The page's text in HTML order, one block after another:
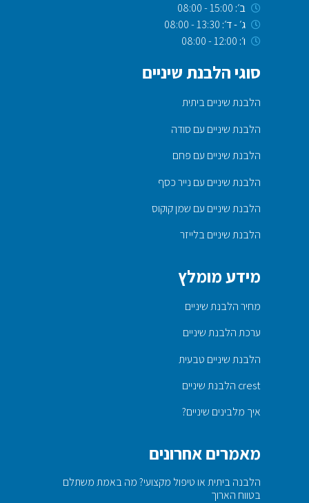
ב׳: 15:00 - 08:00
ג׳ - ד׳: 13:30 - 08:00
ו׳: 12:00 - 08:00
סוגי הלבנת שיניים
הלבנת שיניים ביתית
הלבנת שיניים עם סודה
הלבנת שיניים עם פחם
הלבנת שיניים עם נייר כסף
הלבנת שיניים עם שמן קוקוס
הלבנת שיניים בלייזר
מידע מומלץ
מחיר הלבנת שיניים
ערכת הלבנת שיניים
הלבנת שיניים טבעית
crest הלבנת שיניים
איך מלבינים שיניים?
מאמרים אחרונים
הלבנה ביתית או טיפול מקצועי? מה באמת משתלם
בטווח הארוך